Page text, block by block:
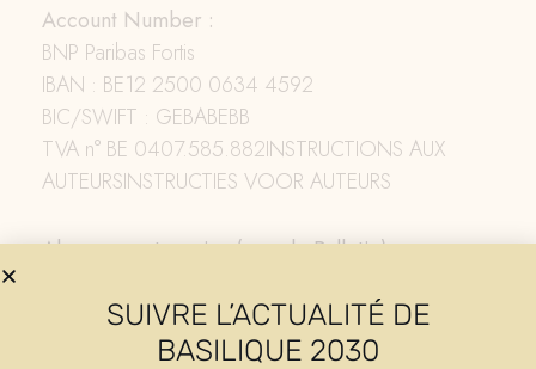
Account Number :
BNP Paribas Fortis
IBAN : BE12 2500 0634 4592
BIC/SWIFT : GEBABEBB
TVA n° BE 0407.585.882INSTRUCTIONS AUX
AUTEURSINSTRUCTIES VOOR AUTEURS
Abonnement papier (avec le Bulletin)
REVUE BÉNÉDICTINE
Abbaye de Maredsous
SUIVRE L’ACTUALITÉ DE
BASILIQUE 2030